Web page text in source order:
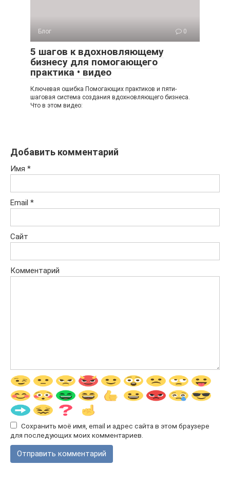
Блог 0
5 шагов к вдохновляющему
бизнесу для помогающего
практика • видео
Ключевая ошибка Помогающих практиков и пяти-
шаговая система создания вдохновляющего бизнеса.
Что в этом видео:
Добавить комментарий
Имя *
Email *
Сайт
Комментарий
Сохранить моё имя, email и адрес сайта в этом браузере
для последующих моих комментариев.